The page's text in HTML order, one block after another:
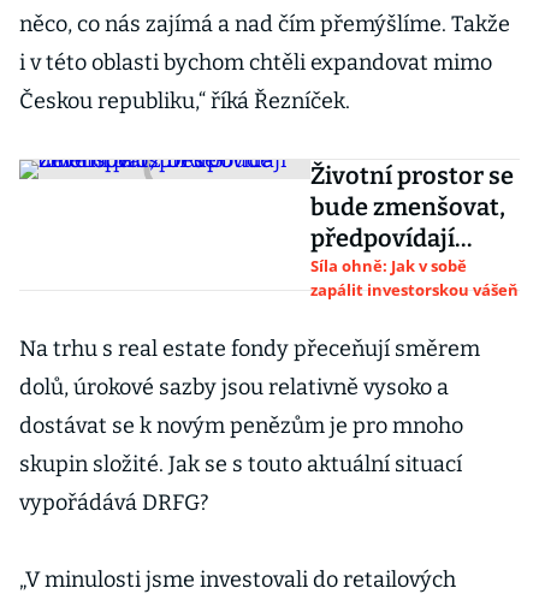
něco, co nás zajímá a nad čím přemýšlíme. Takže
i v této oblasti bychom chtěli expandovat mimo
Českou republiku,“ říká Řezníček.
Životní prostor se
bude zmenšovat,
předpovídají
developeři z DRFG
Síla ohně: Jak v sobě
zapálit investorskou vášeň
Na trhu s real estate fondy přeceňují směrem
dolů, úrokové sazby jsou relativně vysoko a
dostávat se k novým penězům je pro mnoho
skupin složité. Jak se s touto aktuální situací
vypořádává DRFG?
„V minulosti jsme investovali do retailových